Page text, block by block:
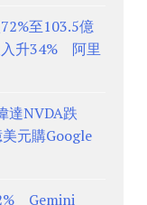
至103.5億
升34% 阿里
達NVDA跌
元購Google
Gemini